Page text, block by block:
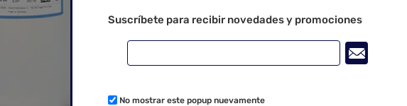
Suscríbete para recibir novedades y promociones
No mostrar este popup nuevamente